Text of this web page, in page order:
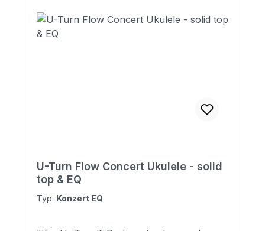
U-Turn Flow Concert Ukulele - solid
top & EQ
Typ: Konzert EQ